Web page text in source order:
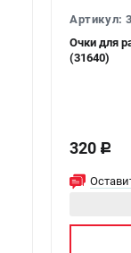
Артикул:
Очки для
(31640)
320 c